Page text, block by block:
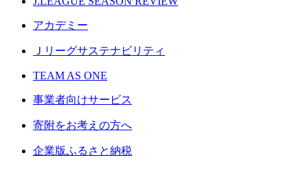
アカデミー
Ｊリーグサステナビリティ
TEAM AS ONE
事業者向けサービス
寄附をお考えの方へ
企業版ふるさと納税